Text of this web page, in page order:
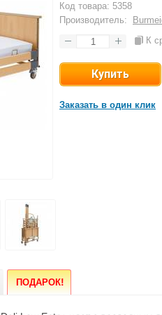
Код товара: 5358
Производитель:
К
Заказать в один клик
ПОДАРОК!